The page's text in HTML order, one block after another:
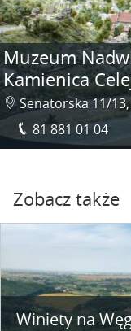
Muzeum
Kamienica
Senatorska 11/
81 881 01 04
Zobacz także
Winiety na